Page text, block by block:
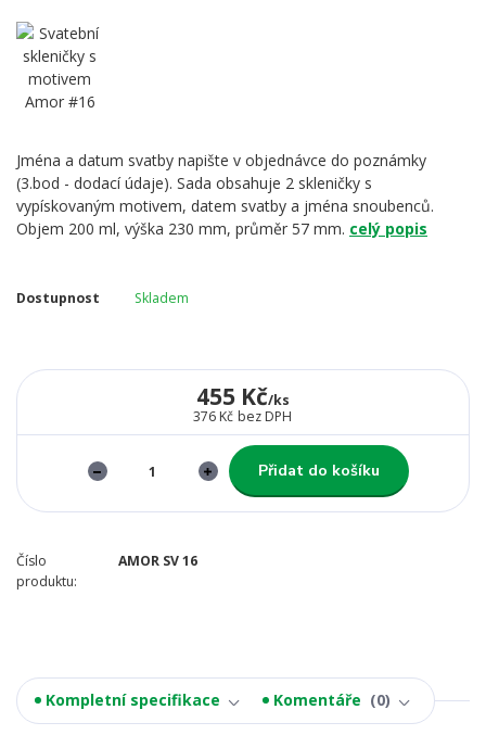
Jména a datum svatby napište v objednávce do poznámky
(3.bod - dodací údaje). Sada obsahuje 2 skleničky s
vypískovaným motivem, datem svatby a jména snoubenců.
Objem 200 ml, výška 230 mm, průměr 57 mm. celý popis
Dostupnost Skladem
455 Kč/ks
376 Kč bez DPH
Přidat do košíku
Číslo
produktu:
AMOR SV 16
Kompletní specifikace Komentáře 0